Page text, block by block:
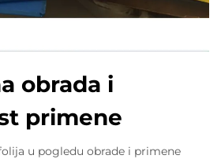
obrada i
primene
u pogledu obrade i primene